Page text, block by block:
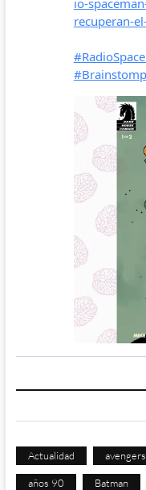
Actualidad avengers
años 90 Batman